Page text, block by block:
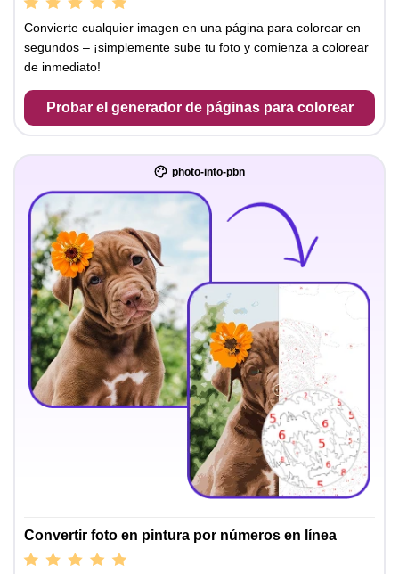
Convierte cualquier imagen en una página para colorear en
segundos – ¡simplemente sube tu foto y comienza a colorear
de inmediato!
Probar el generador de páginas para colorear
photo-into-pbn
Convertir foto en pintura por números en línea